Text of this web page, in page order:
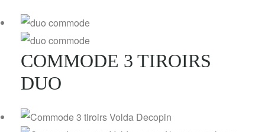
COMMODE 3 TIROIRS
DUO